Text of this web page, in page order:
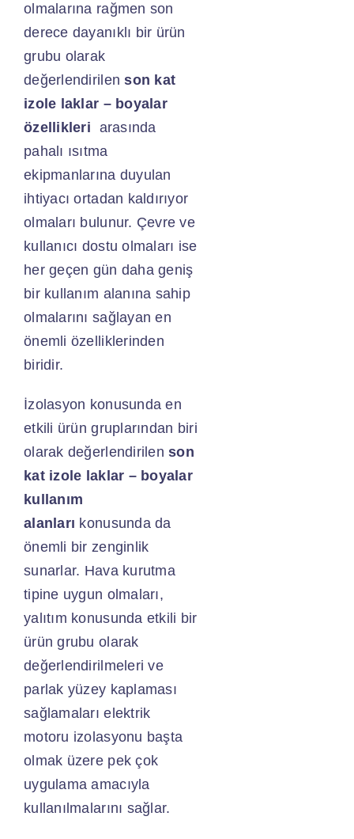
olmalarına rağmen son
derece dayanıklı bir ürün
grubu olarak
değerlendirilen son kat
izole laklar – boyalar
özellikleri arasında
pahalı ısıtma
ekipmanlarına duyulan
ihtiyacı ortadan kaldırıyor
olmaları bulunur. Çevre ve
kullanıcı dostu olmaları ise
her geçen gün daha geniş
bir kullanım alanına sahip
olmalarını sağlayan en
önemli özelliklerinden
biridir.
İzolasyon konusunda en
etkili ürün gruplarından biri
olarak değerlendirilenson
kat izole laklar – boyalar
kullanım
alanları konusunda da
önemli bir zenginlik
sunarlar. Hava kurutma
tipine uygun olmaları,
yalıtım konusunda etkili bir
ürün grubu olarak
değerlendirilmeleri ve
parlak yüzey kaplaması
sağlamaları elektrik
motoru izolasyonu başta
olmak üzere pek çok
uygulama amacıyla
kullanılmalarını sağlar.